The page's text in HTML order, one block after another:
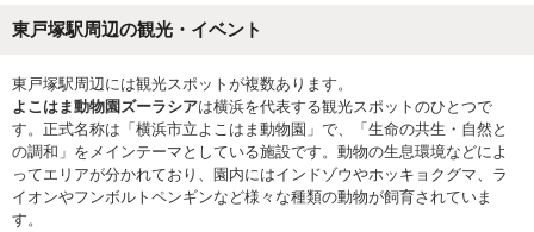
東戸塚駅周辺の観光・イベント
東戸塚駅周辺には観光スポットが複数あります。
よこはま動物園ズーラシアは横浜を代表する観光スポットのひとつで
す。正式名称は「横浜市立よこはま動物園」で、「生命の共生・自然と
の調和」をメインテーマとしている施設です。動物の生息環境などによ
ってエリアが分かれており、園内にはインドゾウやホッキョクグマ、ラ
イオンやフンボルトペンギンなど様々な種類の動物が飼育されていま
す。